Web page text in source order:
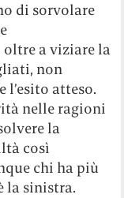
di sorvolare
oltre a viziare la
non
l’esito atteso.
nelle ragioni
la
così
chi ha più
la sinistra.